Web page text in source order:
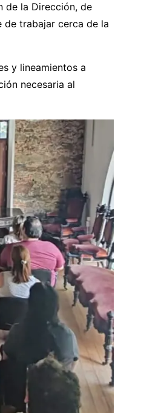
de la Dirección, de
de trabajar cerca de la
y lineamientos a
necesaria al